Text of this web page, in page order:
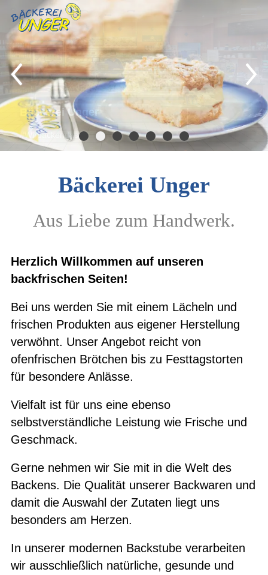
Unsere Backstube
Märkte
Backwaren
Unsere süße Seite
Bienenstich
Bäckerei Unger
Aus Liebe zum Handwerk.
Herzlich Willkommen auf unseren
backfrischen Seiten!
Bei uns werden Sie mit einem Lächeln und
frischen Produkten aus eigener Herstellung
verwöhnt. Unser Angebot reicht von
ofenfrischen Brötchen bis zu Festtagstorten
für besondere Anlässe.
Vielfalt ist für uns eine ebenso
selbstverständliche Leistung wie Frische und
Geschmack.
Gerne nehmen wir Sie mit in die Welt des
Backens. Die Qualität unserer Backwaren und
damit die Auswahl der Zutaten liegt uns
besonders am Herzen.
In unserer modernen Backstube verarbeiten
wir ausschließlich natürliche, gesunde und